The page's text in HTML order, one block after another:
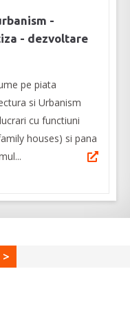
-
- dezvoltare
pe piata
si Urbanism
cu functiuni
houses) si pana
>